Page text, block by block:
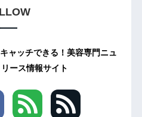
ャッチできる！美容専門ニュ
ース情報サイト